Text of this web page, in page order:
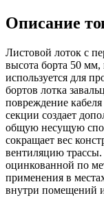
Описание
Листовой лоток с
высота борта 50
используется для
бортов лотка
повреждение
секции создает
общую несущую
сокращает вес
вентиляцию
оцинкованной по
применения в
внутри помещений